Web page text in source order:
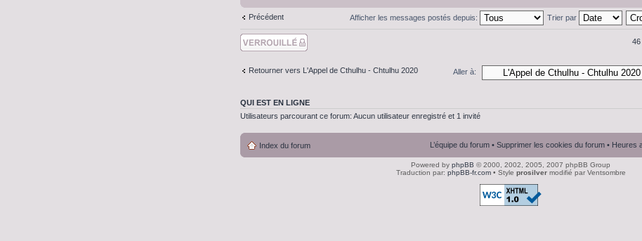
Précédent Afficher les messages postés depuis: Trier par
Sujet verouillé 46
Retourner vers L'Appel de Cthulhu - Chtulhu 2020 Aller à:
QUI EST EN LIGNE
Utilisateurs parcourant ce forum: Aucun utilisateur enregistré et 1 invité
Index du forum L’équipe du forum • Supprimer les cookies du forum • Heures
Powered by phpBB © 2000, 2002, 2005, 2007 phpBB Group
Traduction par: phpBB-fr.com• Style prosilvermodifié par Ventsombre